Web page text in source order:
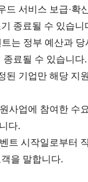
드 서비스 보급·확
종료될 수 있습니
는 정부 예산과
종료될 수 있습니다.
된 기업만 해당 지
사업에 참여한 수
다.
트 시작일로부터
을 말합니다.